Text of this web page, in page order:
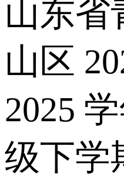
山东省
山区
2025
级下学